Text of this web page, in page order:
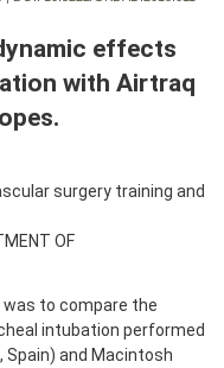
effects
with Airtraq
surgery training and
OF
was to compare the
intubation performed
and Macintosh